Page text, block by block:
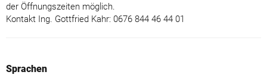
der Öffnungszeiten möglich.
Kontakt Ing. Gottfried Kahr: 0676 844 46 44 01
Sprachen